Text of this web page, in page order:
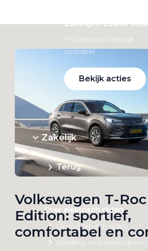
Zakelijke Lease
Profiteer van zakelijk
voordeel
Bekijk acties
Zakelijk
Terug
Over elektrisch rijden
Over elektrisch rijden
Bijtelling en
Volkswagen T-
Edition: sportief,
comfortabel en